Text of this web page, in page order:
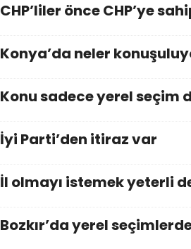
CHP’liler önce CHP’ye
Konya’da neler
Konu sadece yerel seçim
İyi Parti’den itiraz var
İl olmayı istemek yeterli
Bozkır’da yerel